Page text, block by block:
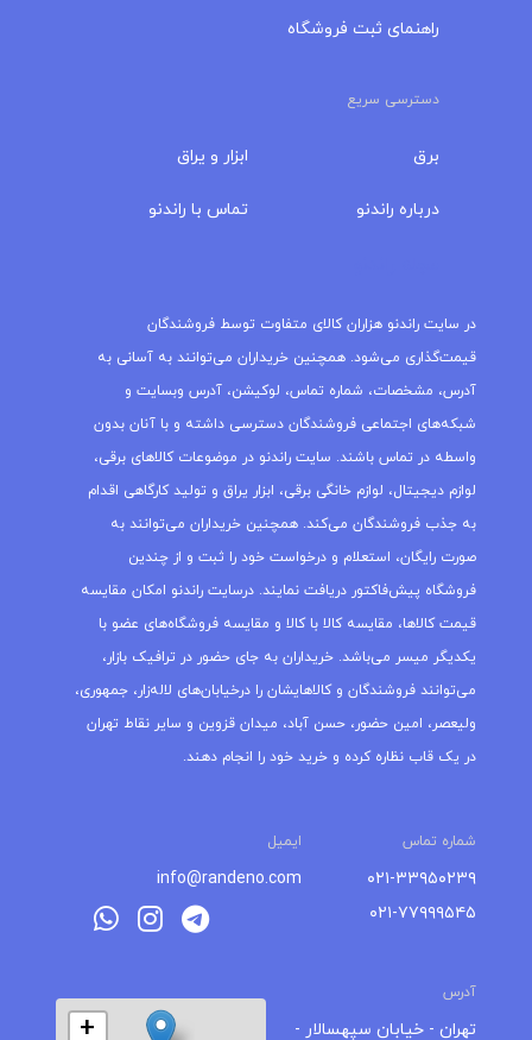
راهنمای ثبت فروشگاه
دسترسی سریع
برق
درباره‌ راندنو
ابزار و یراق
تماس با راندنو
در سایت راندنو هزاران کالای متفاوت توسط فروشندگان
قیمت‌گذاری می‌شود. همچنین خریداران می‌توانند به آسانی به
آدرس، مشخصات، شماره تماس، لوکیشن، آدرس وبسایت و
شبکه‌های اجتماعی فروشندگان دسترسی داشته و با آنان بدون
واسطه در تماس باشند. سایت راندنو در موضوعات کالاهای برقی،
لوازم دیجیتال، لوازم خانگی برقی، ابزار یراق و تولید کارگاهی اقدام
به جذب فروشندگان می‌کند. همچنین خریداران می‌توانند به
صورت رایگان، استعلام و درخواست خود را ثبت و از چندین
فروشگاه پیش‌فاکتور دریافت نمایند. درسایت راندنو امکان مقایسه
قیمت کالاها، مقایسه کالا با کالا و مقایسه فروشگاه‌های عضو با
یکدیگر میسر می‌باشد. خریداران به جای حضور در ترافیک بازار،
می‌توانند فروشندگان و کالاهایشان را درخیابان‌های لاله‌زار، جمهوری،
ولیعصر، امین حضور، حسن آباد، میدان قزوین و سایر نقاط تهران
در یک قاب نظاره کرده و خرید خود را انجام دهند.
شماره تماس ایمیل
۰۲۱-۳۳۹۵۰۲۳۹
۰۲۱-۷۷۹۹۹۵۴۵
info@randeno.com
آدرس
تهران - خیابان سپهسالار - +